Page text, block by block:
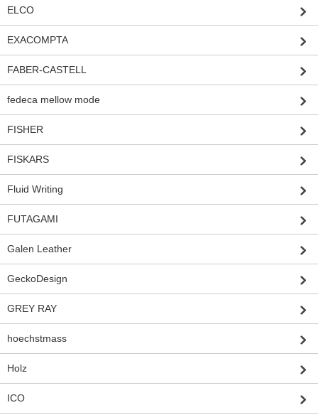
ELCO
EXACOMPTA
FABER-CASTELL
fedeca mellow mode
FISHER
FISKARS
Fluid Writing
FUTAGAMI
Galen Leather
GeckoDesign
GREY RAY
hoechstmass
Holz
ICO